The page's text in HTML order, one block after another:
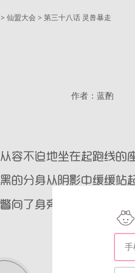
> 仙盟大会 > 第三十八话 灵兽暴走
作者：蓝酌